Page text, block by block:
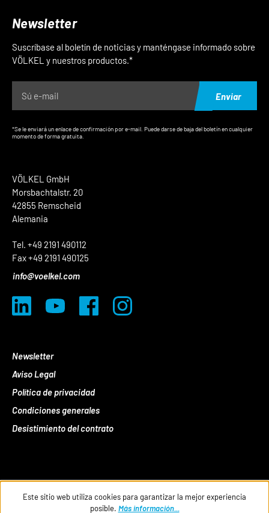
VÖLKEL GmbH
Morsbachtalstr. 20
42855 Remscheid
Alemania
Tel. +49 2191 490112
Fax +49 2191 490125
info@voelkel.com
Newsletter
Aviso Legal
Política de privacidad
Condiciones generales
Desistimiento del contrato
Newsletter
Suscríbase al boletín de noticias y manténgase informado sobre
VÖLKEL y nuestros productos.*
Enviar
*Se le enviará un enlace de confirmación por e-mail. Puede darse de baja del boletín en cualquier
momento de forma gratuita.
Este sitio web utiliza cookies para garantizar la mejor experiencia
posible. Más información...